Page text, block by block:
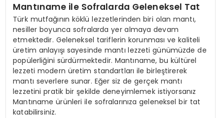
Mantıname ile Sofralarda Geleneksel Tat
Türk mutfağının köklü lezzetlerinden biri olan mantı,
nesiller boyunca sofralarda yer almaya devam
etmektedir. Geleneksel tariflerin korunması ve kaliteli
üretim anlayışı sayesinde mantı lezzeti günümüzde de
popülerliğini sürdürmektedir. Mantıname, bu kültürel
lezzeti modern üretim standartları ile birleştirerek
mantı severlere sunar. Eğer siz de gerçek mantı
lezzetini pratik bir şekilde deneyimlemek istiyorsanız
Mantıname ürünleri ile sofralarınıza geleneksel bir tat
katabilirsiniz.